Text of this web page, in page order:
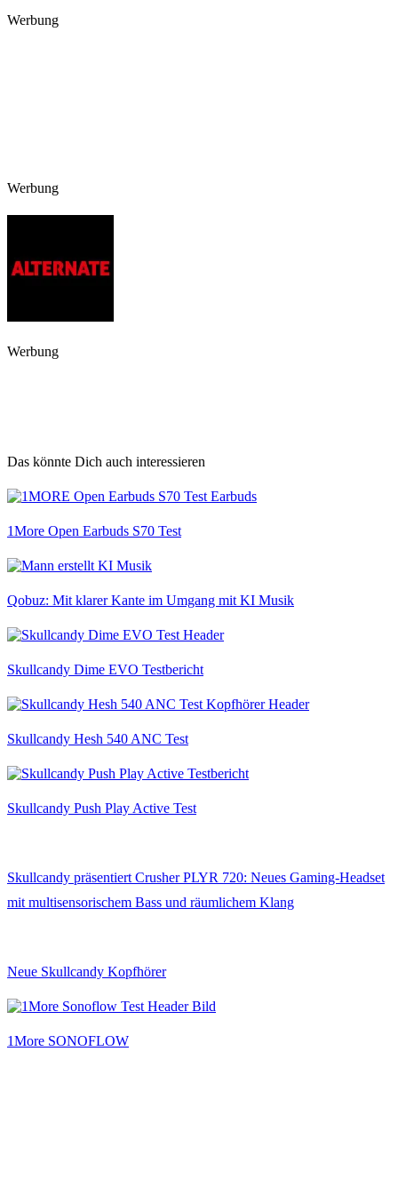
Werbung
Werbung
Werbung
Das könnte Dich auch interessieren
1More Open Earbuds S70 Test
Qobuz: Mit klarer Kante im Umgang mit KI Musik
Skullcandy Dime EVO Testbericht
Skullcandy Hesh 540 ANC Test
Skullcandy Push Play Active Test
Skullcandy präsentiert Crusher PLYR 720: Neues Gaming-Headset
mit multisensorischem Bass und räumlichem Klang
Neue Skullcandy Kopfhörer
1More SONOFLOW